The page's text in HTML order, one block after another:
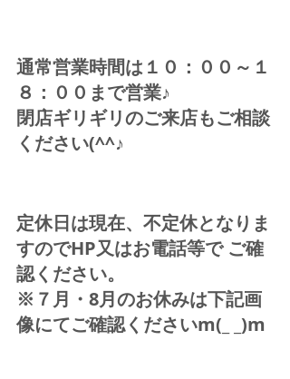
通常営業時間は１０：００～１
８：００まで営業♪
閉店ギリギリのご来店もご相談
ください(^^♪
定休日は現在、不定休となりま
すのでHP又はお電話等で ご確
認ください。
※７月・8月のお休みは下記画
像にてご確認くださいm(_ _)m